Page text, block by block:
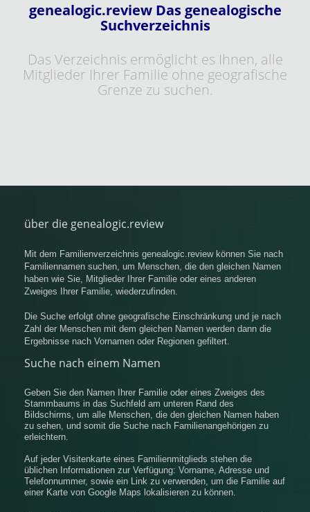
genealogic.review Das genealogische
Suchverzeichnis
Das Verzeichnis ermöglicht es Ihnen, alle
Mitglieder Ihrer Familie ohne geografische
Grenze zu suchen.
über die genealogic.review
Mit dem Familienverzeichnis genealogic.review können Sie nach
Familiennamen suchen, um Menschen, die den gleichen Namen
haben wie Sie, Mitglieder Ihrer Familie oder eines anderen
Zweiges Ihrer Familie, wiederzufinden.
Die Suche erfolgt ohne geografische Einschränkung und je nach
Zahl der Menschen mit dem gleichen Namen werden dann die
Ergebnisse nach Vornamen oder Regionen gefiltert.
Suche nach einem Namen
Geben Sie den Namen Ihrer Familie oder eines Zweiges des
Stammbaums in das Suchfeld am unteren Rand des
Bildschirms, um alle Menschen, die den gleichen Namen haben
zu sehen, und somit die Suche nach Familienangehörigen zu
erleichtern.
Auf jeder Visitenkarte eines Familienmitglieds stehen die
üblichen Informationen zur Verfügung: Vorname, Adresse und
Telefonnummer, sowie ein Link zu verwenden, um die Familie auf
einer Karte von Google Maps lokalisieren zu können.